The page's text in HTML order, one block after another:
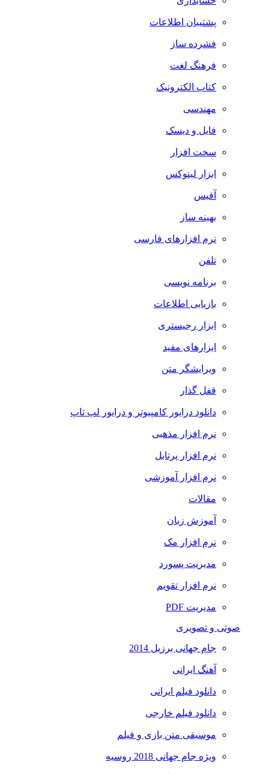
پشتیبان اطلاعات
فشرده ساز
فرهنگ لغت
کتاب الکترونیک
مهندسی
فایل و دیسک
سخت افزار
ابزار لینوکس
آفیس
بهینه ساز
نرم افزارهای فارسی
تلفن
برنامه نویسی
بازیابی اطلاعات
ابزار رجیستری
ابزارهای مفید
ویرایشگر متن
قفل گذار
دانلود درایور کامپیوتر و درایور لپ تاپ
نرم افزار مذهبی
نرم افزار پرتابل
نرم افزار آموزشی
مقالات
آموزش زبان
نرم افزار مک
مدیریت پسورد
نرم افزار تقویم
مدیریت PDF
صوتی و تصویری
جام جهانی برزیل 2014
آهنگ ایرانی
دانلود فیلم ایرانی
دانلود فیلم خارجی
موسیقی متن بازی و فیلم
ویژه جام جهانی 2018 روسیه